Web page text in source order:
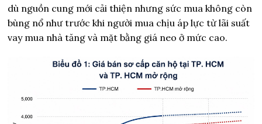
dù nguồn cung mới cải thiện nhưng sức mua không còn
bùng nổ như trước khi người mua chịu áp lực từ lãi suất
vay mua nhà tăng và mặt bằng giá neo ở mức cao.